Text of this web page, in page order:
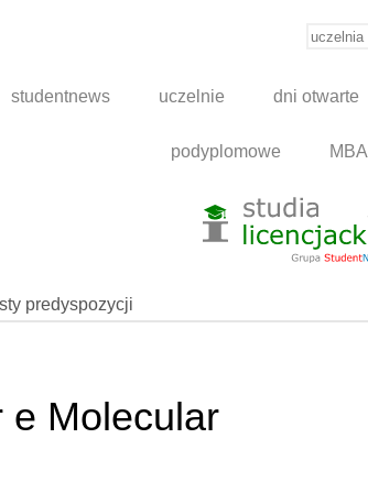
studentnews uczelnie dni otwarte
podyplomowe MBA
predyspozycji
e Molecular